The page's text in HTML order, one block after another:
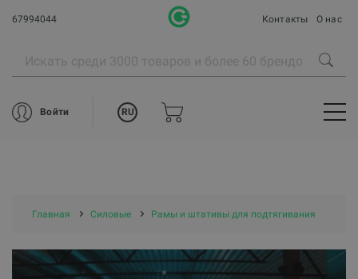
67994044 Контакты О нас
Войти RU
Главная Силовые Рамы и штативы для подтягивания